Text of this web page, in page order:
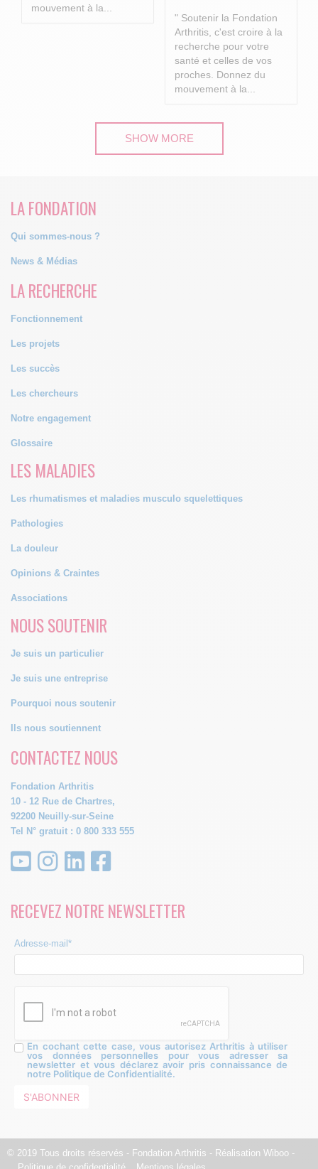
mouvement à la...
" Soutenir la Fondation
Arthritis, c'est croire à la
recherche pour votre
santé et celles de vos
proches. Donnez du
mouvement à la...
SHOW MORE
LA FONDATION
Qui sommes-nous ?
News & Médias
LA RECHERCHE
Fonctionnement
Les projets
Les succès
Les chercheurs
Notre engagement
Glossaire
LES MALADIES
Les rhumatismes et maladies musculo squelettiques
Pathologies
La douleur
Opinions & Craintes
Associations
NOUS SOUTENIR
Je suis un particulier
Je suis une entreprise
Pourquoi nous soutenir
Ils nous soutiennent
CONTACTEZ NOUS
Fondation Arthritis
10 - 12 Rue de Chartres,
92200 Neuilly-sur-Seine
Tel N° gratuit : 0 800 333 555
RECEVEZ NOTRE NEWSLETTER
Adresse-mail*
En cochant cette case, vous autorisez Arthritis à utiliser
vos données personnelles pour vous adresser sa
newsletter et vous déclarez avoir pris connaissance de
notre Politique de Confidentialité.
© 2019 Tous droits réservés - Fondation Arthritis - Réalisation Wiboo -